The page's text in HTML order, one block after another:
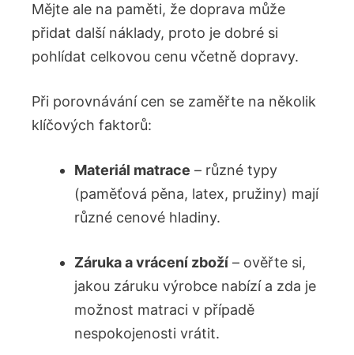
Mějte ale na paměti, že doprava může
přidat další náklady, proto je dobré si
pohlídat celkovou cenu včetně dopravy.
Při porovnávání cen se zaměřte na několik
klíčových faktorů:
Materiál matrace – různé typy
(paměťová pěna, latex, pružiny) mají
různé cenové hladiny.
Záruka a vrácení zboží – ověřte si,
jakou záruku výrobce nabízí a zda je
možnost matraci v případě
nespokojenosti vrátit.